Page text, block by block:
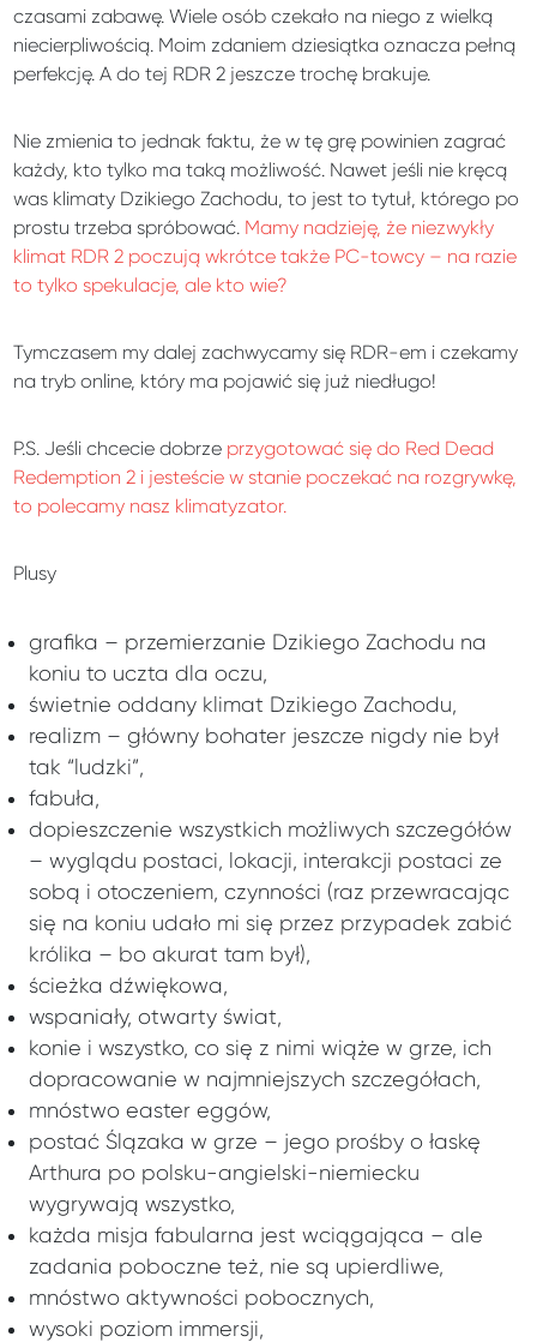
czasami zabawę. Wiele osób czekało na niego z wielką
niecierpliwością. Moim zdaniem dziesiątka oznacza pełną
perfekcję. A do tej RDR 2 jeszcze trochę brakuje.
Nie zmienia to jednak faktu, że w tę grę powinien zagrać
każdy, kto tylko ma taką możliwość. Nawet jeśli nie kręcą
was klimaty Dzikiego Zachodu, to jest to tytuł, którego po
prostu trzeba spróbować. Mamy nadzieję, że niezwykły
klimat RDR 2 poczują wkrótce także PC-towcy – na razie
to tylko spekulacje, ale kto wie?
Tymczasem my dalej zachwycamy się RDR-em i czekamy
na tryb online, który ma pojawić się już niedługo!
P.S. Jeśli chcecie dobrze przygotować się do Red Dead
Redemption 2 i jesteście w stanie poczekać na rozgrywkę,
to polecamy nasz klimatyzator.
Plusy
grafika – przemierzanie Dzikiego Zachodu na
koniu to uczta dla oczu,
świetnie oddany klimat Dzikiego Zachodu,
realizm – główny bohater jeszcze nigdy nie był
tak “ludzki”,
fabuła,
dopieszczenie wszystkich możliwych szczegółów
– wyglądu postaci, lokacji, interakcji postaci ze
sobą i otoczeniem, czynności (raz przewracając
się na koniu udało mi się przez przypadek zabić
królika – bo akurat tam był),
ścieżka dźwiękowa,
wspaniały, otwarty świat,
konie i wszystko, co się z nimi wiąże w grze, ich
dopracowanie w najmniejszych szczegółach,
mnóstwo easter eggów,
postać Ślązaka w grze – jego prośby o łaskę
Arthura po polsku-angielski-niemiecku
wygrywają wszystko,
każda misja fabularna jest wciągająca – ale
zadania poboczne też, nie są upierdliwe,
mnóstwo aktywności pobocznych,
wysoki poziom immersji,